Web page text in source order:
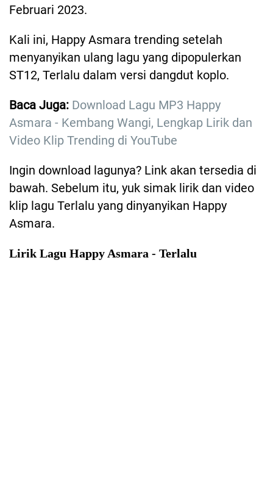
Februari 2023.
Kali ini, Happy Asmara trending setelah
menyanyikan ulang lagu yang dipopulerkan
ST12, Terlalu dalam versi dangdut koplo.
Baca Juga: Download Lagu MP3 Happy
Asmara - Kembang Wangi, Lengkap Lirik dan
Video Klip Trending di YouTube
Ingin download lagunya? Link akan tersedia di
bawah. Sebelum itu, yuk simak lirik dan video
klip lagu Terlalu yang dinyanyikan Happy
Asmara.
Lirik Lagu Happy Asmara - Terlalu